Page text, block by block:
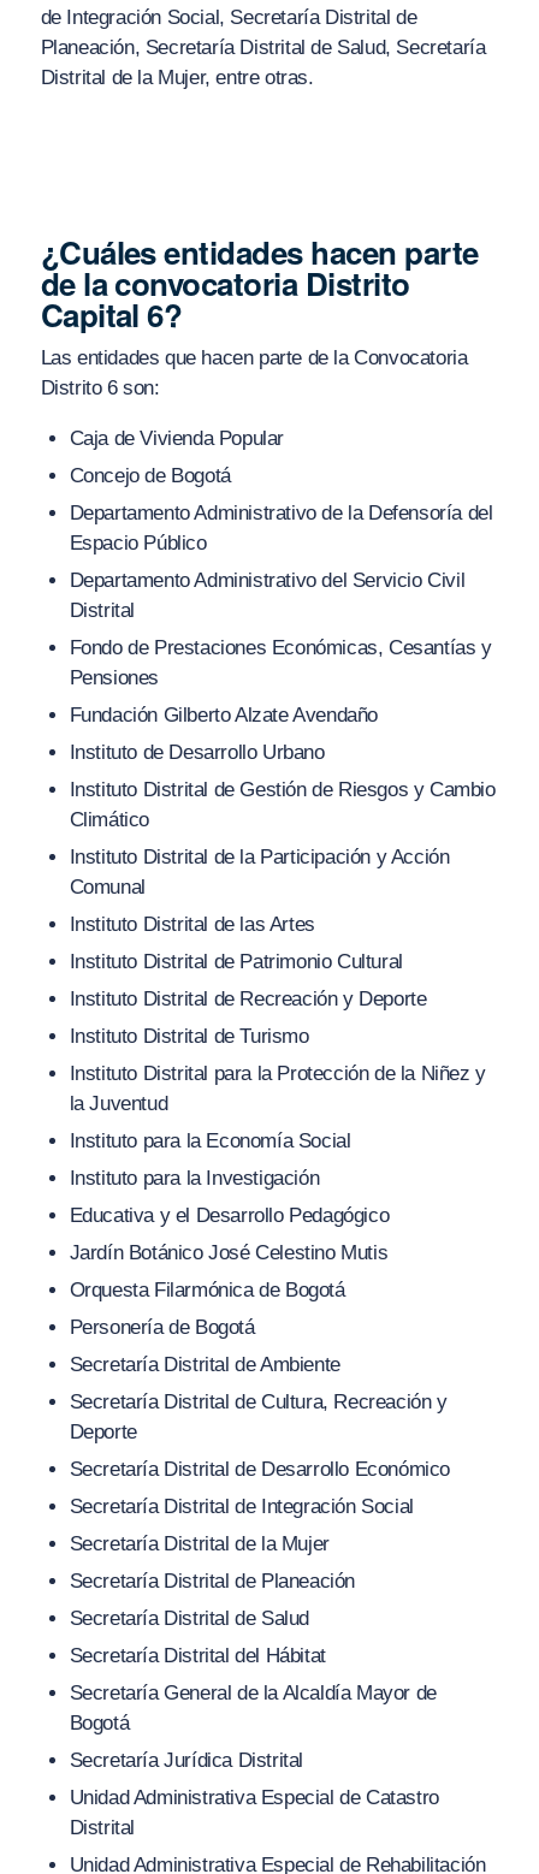
de Integración Social, Secretaría Distrital de
Planeación, Secretaría Distrital de Salud, Secretaría
Distrital de la Mujer, entre otras.
¿Cuáles entidades hacen parte
de la convocatoria Distrito
Capital 6?
Las entidades que hacen parte de la Convocatoria
Distrito 6 son:
Caja de Vivienda Popular
Concejo de Bogotá
Departamento Administrativo de la Defensoría del
Espacio Público
Departamento Administrativo del Servicio Civil
Distrital
Fondo de Prestaciones Económicas, Cesantías y
Pensiones
Fundación Gilberto Alzate Avendaño
Instituto de Desarrollo Urbano
Instituto Distrital de Gestión de Riesgos y Cambio
Climático
Instituto Distrital de la Participación y Acción
Comunal
Instituto Distrital de las Artes
Instituto Distrital de Patrimonio Cultural
Instituto Distrital de Recreación y Deporte
Instituto Distrital de Turismo
Instituto Distrital para la Protección de la Niñez y
la Juventud
Instituto para la Economía Social
Instituto para la Investigación
Educativa y el Desarrollo Pedagógico
Jardín Botánico José Celestino Mutis
Orquesta Filarmónica de Bogotá
Personería de Bogotá
Secretaría Distrital de Ambiente
Secretaría Distrital de Cultura, Recreación y
Deporte
Secretaría Distrital de Desarrollo Económico
Secretaría Distrital de Integración Social
Secretaría Distrital de la Mujer
Secretaría Distrital de Planeación
Secretaría Distrital de Salud
Secretaría Distrital del Hábitat
Secretaría General de la Alcaldía Mayor de
Bogotá
Secretaría Jurídica Distrital
Unidad Administrativa Especial de Catastro
Distrital
Unidad Administrativa Especial de Rehabilitación